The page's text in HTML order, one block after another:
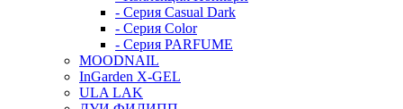
- Серия Casual Dark
- Серия Color
- Серия PARFUME
MOODNAIL
InGarden X-GEL
ULA LAK